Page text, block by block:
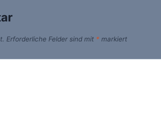
Erforderliche Felder sind mit * markiert